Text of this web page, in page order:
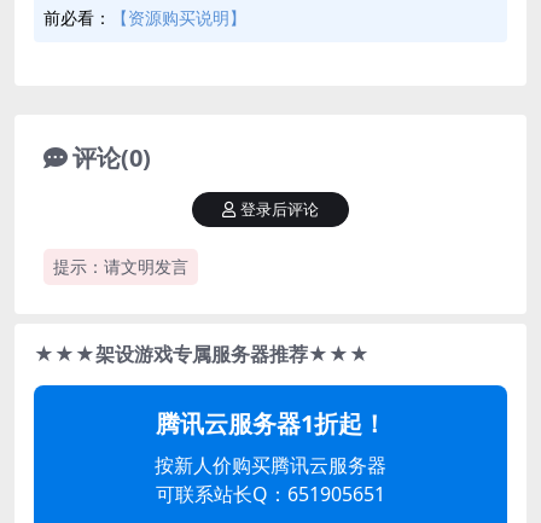
前必看：
【资源购买说明】
评论(0)
提示：请文明发言
登录后评论
★★★架设游戏专属服务器推荐★★★
腾讯云服务器1折起！
按新人价购买腾讯云服务器
可联系站长Q：651905651